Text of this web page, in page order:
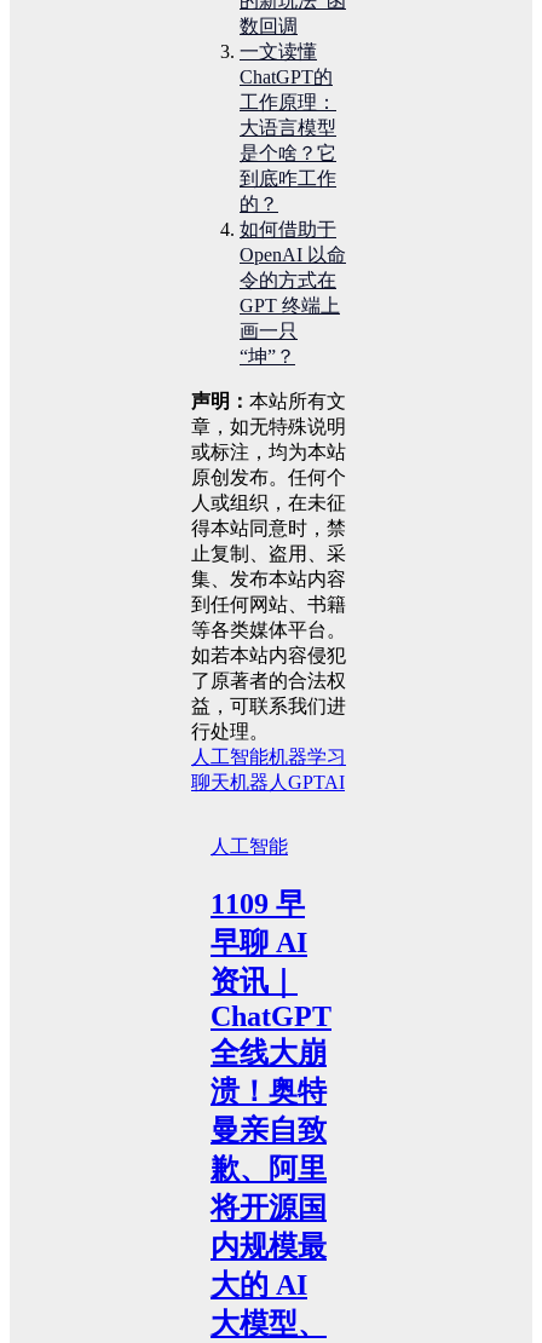
数回调
一文读懂
ChatGPT的
工作原理：
大语言模型
是个啥？它
到底咋工作
的？
如何借助于
OpenAI 以命
令的方式在
GPT 终端上
画一只
“坤”？
声明： 本站所有文
章，如无特殊说明
或标注，均为本站
原创发布。任何个
人或组织，在未征
得本站同意时，禁
止复制、盗用、采
集、发布本站内容
到任何网站、书籍
等各类媒体平台。
如若本站内容侵犯
了原著者的合法权
益，可联系我们进
行处理。
人工智能机器学习
聊天机器人 GPTAI
人工智能
1109 早
早聊 AI
资讯｜
ChatGPT
全线大崩
溃！奥特
曼亲自致
歉、阿里
将开源国
内规模最
大的 AI
大模型、